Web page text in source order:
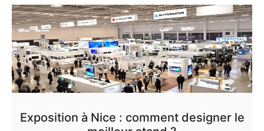
Exposition à Nice : comment designer le